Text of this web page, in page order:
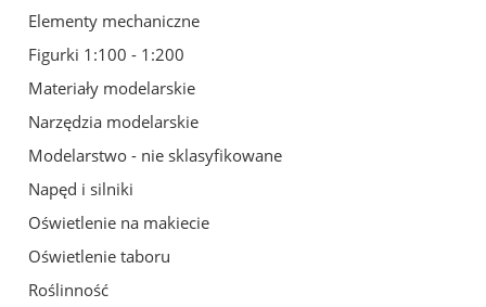
Elementy mechaniczne
Figurki 1:100 - 1:200
Materiały modelarskie
Narzędzia modelarskie
Modelarstwo - nie sklasyfikowane
Napęd i silniki
Oświetlenie na makiecie
Oświetlenie taboru
Roślinność